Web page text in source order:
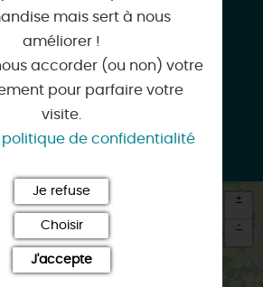
lesboguesnaturistes.fr
Itinéraire vers
+
-
mais sert à nous
améliorer !
accorder (ou non) votre
pour parfaire votre
visite.
politique de confidentialité
Je refuse
Choisir
J'accepte